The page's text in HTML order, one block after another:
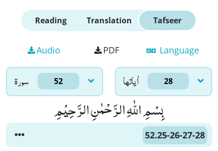
Reading Translation Tafseer
Audio PDF Language
سورۃ 52 اٰياتها 28
بِسْمِ اللّٰهِ الرَّحْمٰنِ الرَّحِیْمِ
52.25-26-27-28